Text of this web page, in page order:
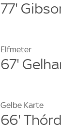
77'
Elfmeter
67'
Gelbe Karte
66'